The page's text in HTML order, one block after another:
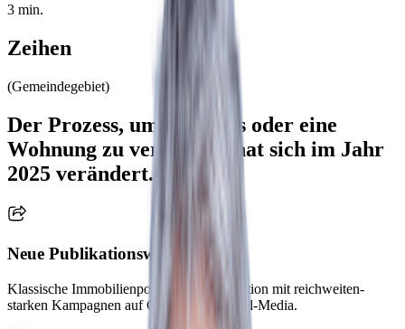
3 min.
Zeihen
(Gemeindegebiet)
Der Prozess, um ein Haus oder eine
Wohnung zu verkaufen, hat sich im Jahr
2025 verändert.
Neue Publikationswege
Klassische Immobilienportale in Kombination mit reichweiten-
starken Kampagnen auf Google und Social-Media.